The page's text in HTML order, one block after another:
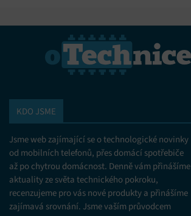
KDO JSME
Jsme web zajímající se o technologické novinky
od mobilních telefonů, přes domácí spotřebiče
až po chytrou domácnost. Denně vám přinášíme
aktuality ze světa technického pokroku,
recenzujeme pro vás nové produkty a přinášíme
zajímavá srovnání. Jsme vaším průvodcem